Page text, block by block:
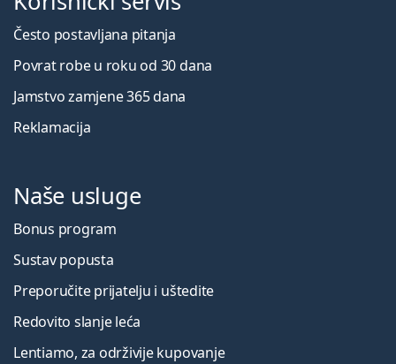
Često postavljana pitanja
Povrat robe u roku od 30 dana
Jamstvo zamjene 365 dana
Reklamacija
Naše usluge
Bonus program
Sustav popusta
Preporučite prijatelju i uštedite
Redovito slanje leća
Lentiamo, za održivije kupovanje